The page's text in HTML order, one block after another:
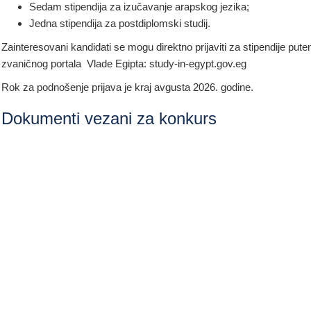
Sedam stipendija za izučavanje arapskog jezika;
Jedna stipendija za postdiplomski studij.
Zainteresovani kandidati se mogu direktno prijaviti za stipendije
zvaničnog portala Vlade Egipta: study-in-egypt.gov.eg
Rok za podnošenje prijava je kraj avgusta 2026. godine.
Dokumenti vezani za konkurs